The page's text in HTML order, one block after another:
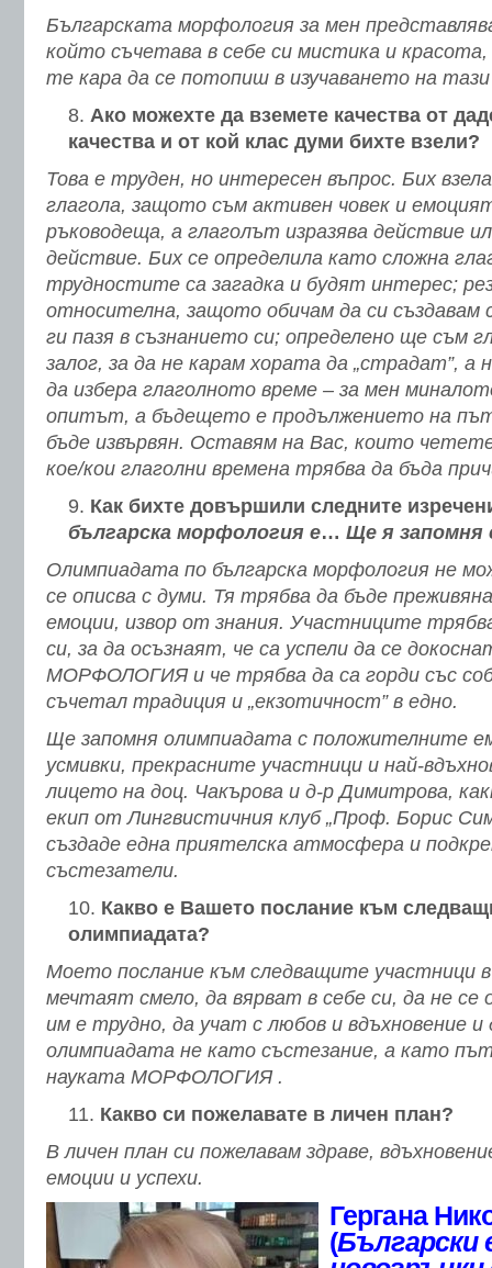
Българската морфология за мен
който съчетава в себе си мистика и
те кара да се потопиш в изучаването на тази
Ако можехте да вземете качества от
качества и от кой клас думи бихте взели?
Това е труден, но интересен въпрос. Бих
глагола, защото съм активен човек и
ръководеща, а глаголът изразява действие
действие. Бих се определила като сложна
трудностите са загадка и будят интерес;
относителна, защото обичам да си създавам
ги пазя в съзнанието си; определено ще съм
залог, за да не карам хората да „страдат”, а
да избера глаголното време – за мен
опитът, а бъдещето е продължението на
бъде извървян. Оставям на Вас, които
кое/кои глаголни времена трябва да бъда
Как бихте довършили следните
българска морфология е… Ще я запомня
Олимпиадата по българска морфология не
се описва с думи. Тя трябва да бъде
емоции, извор от знания. Участниците
си, за да осъзнаят, че са успели да се
МОРФОЛОГИЯ и че трябва да са горди със
съчетал традиция и „екзотичност” в едно.
Ще запомня олимпиадата с положителните
усмивки, прекрасните участници и най-
лицето на доц. Чакърова и д-р Димитрова,
екип от Лингвистичния клуб „Проф. Борис
създаде една приятелска атмосфера и
състезатели.
Какво е Вашето послание към
олимпиадата?
Моето послание към следващите участници
мечтаят смело, да вярват в себе си, да не се
им е трудно, да учат с любов и вдъхновение
олимпиадата не като състезание, а като
науката МОРФОЛОГИЯ .
Какво си пожелавате в личен план?
В личен план си пожелавам здраве,
емоции и успехи.
Гергана
(Български